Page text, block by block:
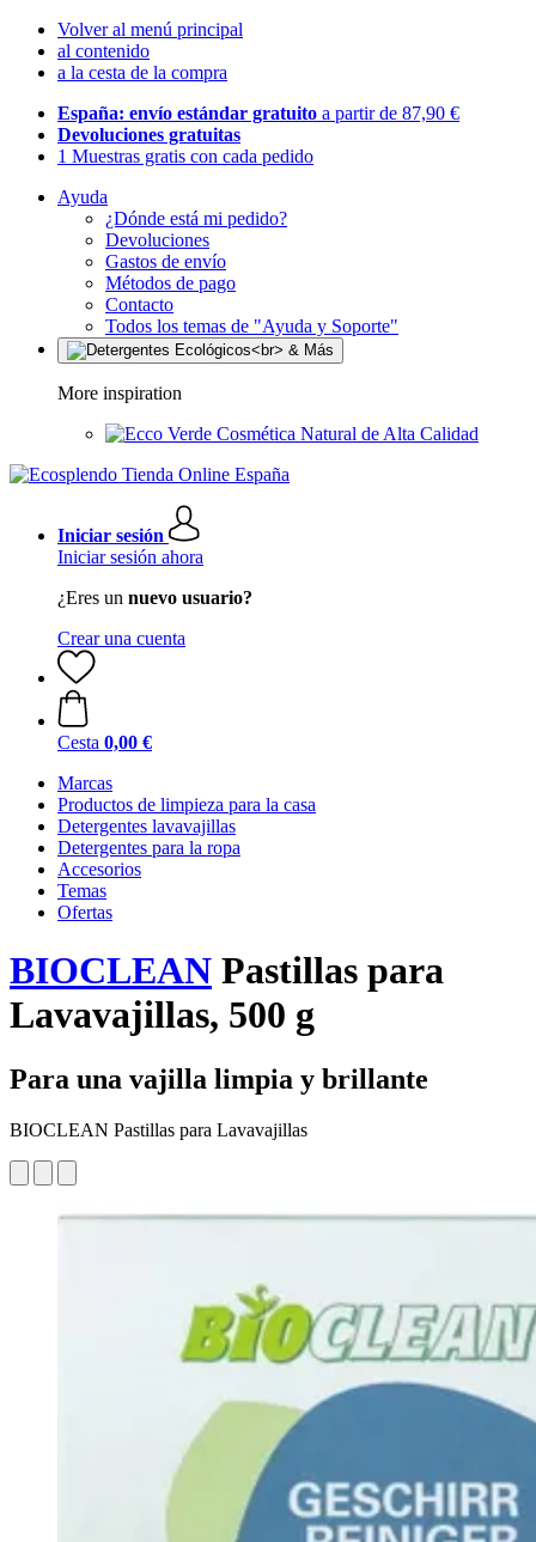
Volver al menú principal
al contenido
a la cesta de la compra
España: envío estándar gratuito a partir de 87,90 €
Devoluciones gratuitas
1 Muestras gratis con cada pedido
Ayuda
¿Dónde está mi pedido?
Devoluciones
Gastos de envío
Métodos de pago
Contacto
Todos los temas de "Ayuda y Soporte"
More inspiration
Cosmética Natural de Alta Calidad
Iniciar sesión
Iniciar sesión ahora
¿Eres un nuevo usuario?
Crear una cuenta
Cesta 0,00 €
Marcas
Productos de limpieza para la casa
Detergentes lavavajillas
Detergentes para la ropa
Accesorios
Temas
Ofertas
BIOCLEAN Pastillas para
Lavavajillas, 500 g
Para una vajilla limpia y brillante
BIOCLEAN Pastillas para Lavavajillas